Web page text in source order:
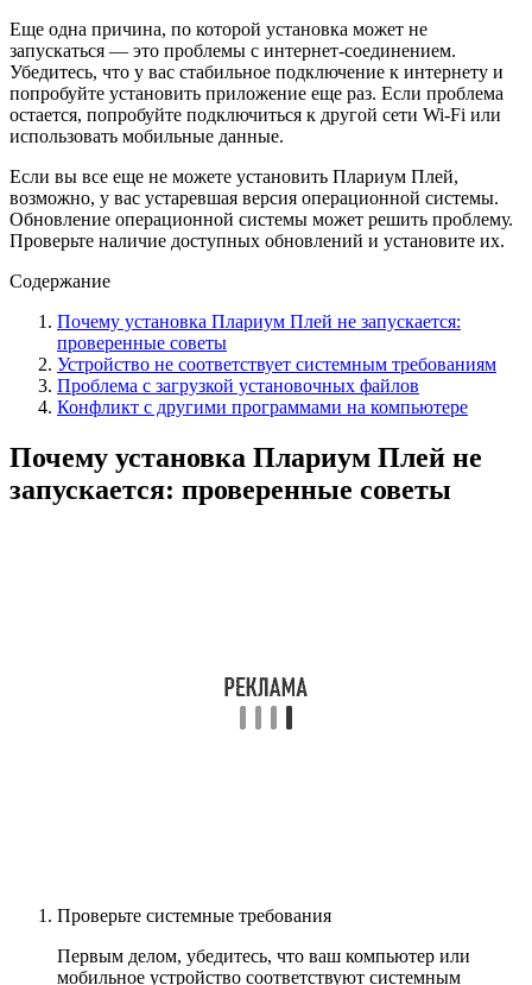
Еще одна причина, по которой установка может не
запускаться — это проблемы с интернет-соединением.
Убедитесь, что у вас стабильное подключение к интернету и
попробуйте установить приложение еще раз. Если проблема
остается, попробуйте подключиться к другой сети Wi-Fi или
использовать мобильные данные.
Если вы все еще не можете установить Плариум Плей,
возможно, у вас устаревшая версия операционной системы.
Обновление операционной системы может решить проблему.
Проверьте наличие доступных обновлений и установите их.
Содержание
Почему установка Плариум Плей не запускается:
проверенные советы
Устройство не соответствует системным требованиям
Проблема с загрузкой установочных файлов
Конфликт с другими программами на компьютере
Почему установка Плариум Плей не
запускается: проверенные советы
Проверьте системные требования
Первым делом, убедитесь, что ваш компьютер или
мобильное устройство соответствуют системным